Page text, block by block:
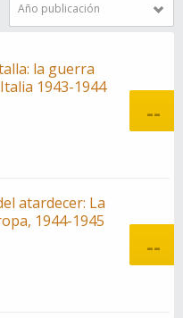
Año publicación
la guerra
1943-1944
--
atardecer: La
1944-1945
--